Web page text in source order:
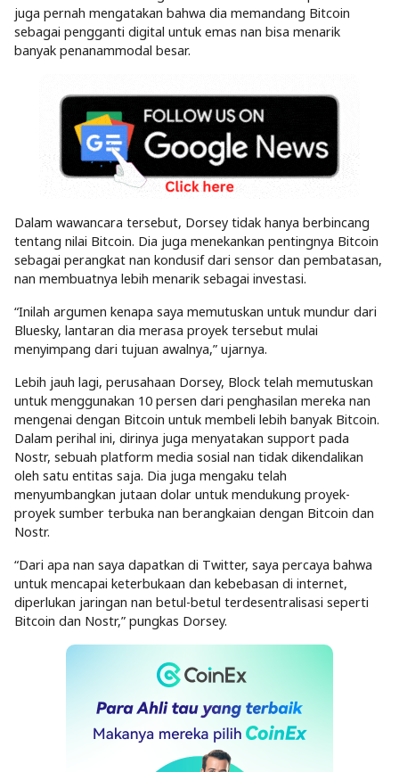
juga pernah mengatakan bahwa dia memandang Bitcoin
sebagai pengganti digital untuk emas nan bisa menarik
banyak penanammodal besar.
Dalam wawancara tersebut, Dorsey tidak hanya berbincang
tentang nilai Bitcoin. Dia juga menekankan pentingnya Bitcoin
sebagai perangkat nan kondusif dari sensor dan pembatasan,
nan membuatnya lebih menarik sebagai investasi.
“Inilah argumen kenapa saya memutuskan untuk mundur dari
Bluesky, lantaran dia merasa proyek tersebut mulai
menyimpang dari tujuan awalnya,” ujarnya.
Lebih jauh lagi, perusahaan Dorsey, Block telah memutuskan
untuk menggunakan 10 persen dari penghasilan mereka nan
mengenai dengan Bitcoin untuk membeli lebih banyak Bitcoin.
Dalam perihal ini, dirinya juga menyatakan support pada
Nostr, sebuah platform media sosial nan tidak dikendalikan
oleh satu entitas saja. Dia juga mengaku telah
menyumbangkan jutaan dolar untuk mendukung proyek-
proyek sumber terbuka nan berangkaian dengan Bitcoin dan
Nostr.
“Dari apa nan saya dapatkan di Twitter, saya percaya bahwa
untuk mencapai keterbukaan dan kebebasan di internet,
diperlukan jaringan nan betul-betul terdesentralisasi seperti
Bitcoin dan Nostr,” pungkas Dorsey.